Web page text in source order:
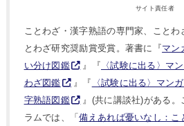
サイト責任者
ことわざ・漢字熟語の専門家、ことわ
とわざ研究奨励賞受賞。著書に『マン
い分け図鑑
』『 〈試験に出る〉マ
わざ図鑑
』『
〈試験に出る〉マン
字熟語図鑑
』(共に講談社)がある
ラムでは、「備えあれば憂いなし：こ